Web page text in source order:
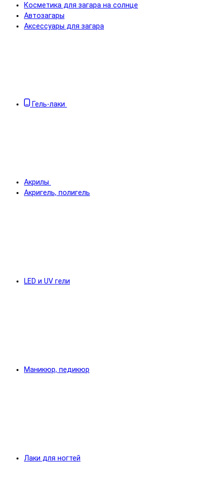
Косметика для загара на солнце
Автозагары
Аксессуары для загара
Гель-лаки
Акрилы
Акригель, полигель
LED и UV гели
Маникюр, педикюр
Лаки для ногтей